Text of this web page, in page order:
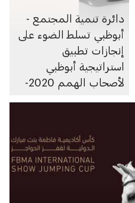
دائرة تنمية المجتمع -
أبوظبي تسلط الضوء على
إنجازات تطبيق
استراتيجية أبوظبي
لأصحاب الهمم 2020-